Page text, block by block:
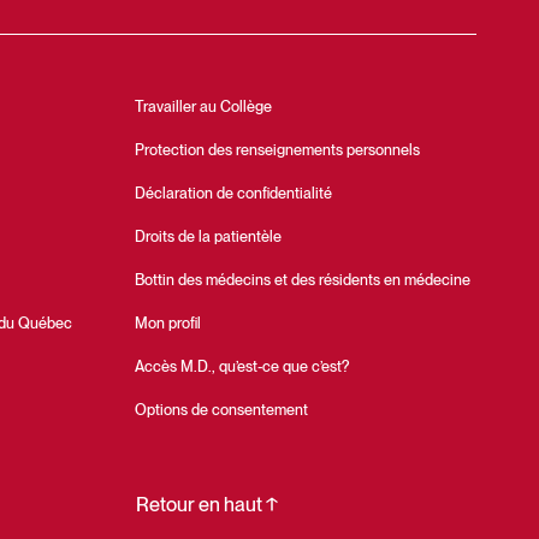
Québec
Travailler au Collège
Protection des renseignements personnels
Déclaration de confidentialité
Droits de la patientèle
Bottin des médecins et des résidents en médecine
Mon profil
Accès M.D., qu’est-ce que c’est?
Options de consentement
Retour en haut